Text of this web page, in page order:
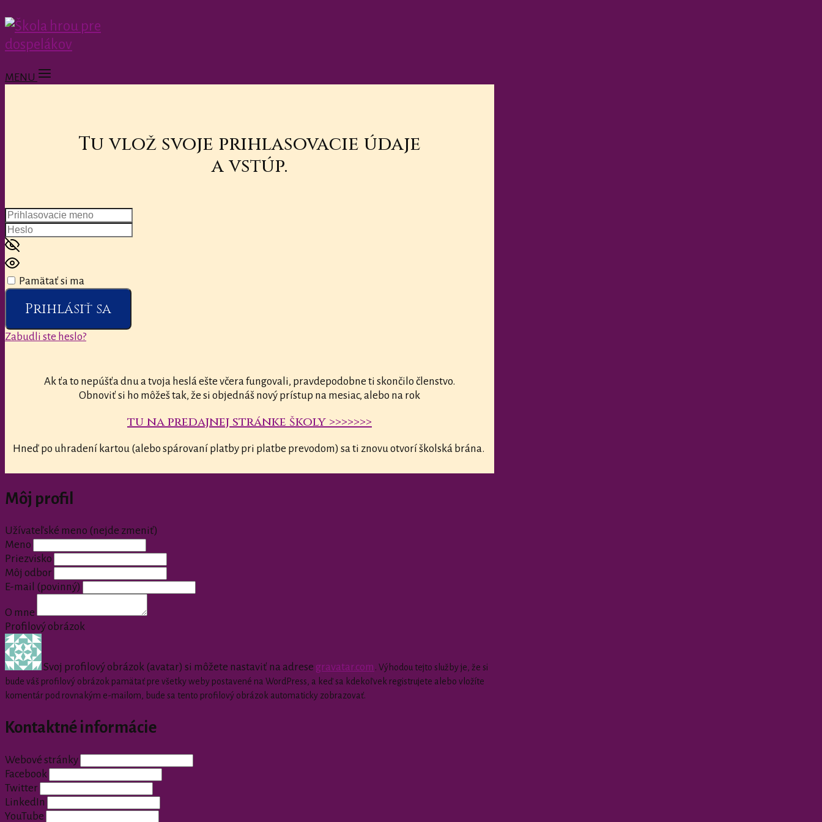
MENU
Tu vlož svoje prihlasovacie údaje
a vstúp.
Pamätať si ma
Prihlásiť sa
Zabudli ste heslo?
Ak ťa to nepúšťa dnu a tvoja heslá ešte včera fungovali, pravdepodobne ti skončilo členstvo.
Obnoviť si ho môžeš tak, že si objednáš nový prístup na mesiac, alebo na rok
tu na predajnej stránke školy >>>>>>>
Hneď po uhradení kartou (alebo spárovaní platby pri platbe prevodom) sa ti znovu otvorí školská brána.
Môj profil
Užívateľské meno (nejde zmeniť)
Meno
Priezvisko
Môj odbor
E-mail
(povinný)
O mne
Profilový obrázok
Svoj profilový obrázok (avatar) si môžete nastaviť na adrese gravatar.com . Výhodou tejto služby je, že si
bude váš profilový obrázok pamätať pre všetky weby postavené na WordPress, a keď sa kdekoľvek registrujete alebo vložíte
komentár pod rovnakým e-mailom, bude sa tento profilový obrázok automaticky zobrazovať.
Kontaktné informácie
Webové stránky
Facebook
Twitter
LinkedIn
YouTube